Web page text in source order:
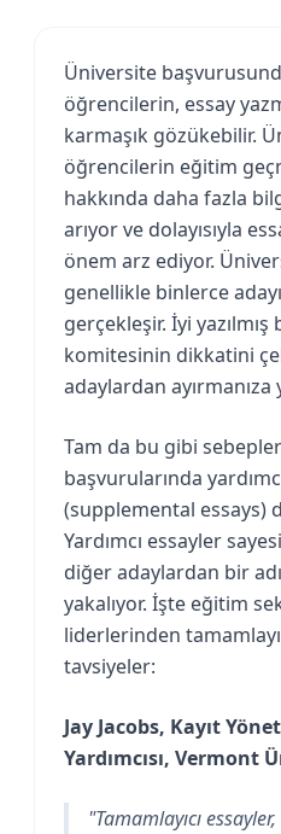
Üniversite
öğrencilerin, essay
karmaşık gözükebilir.
öğrencilerin eğitim
hakkında daha fazla
arıyor ve dolayısıyla
önem arz ediyor.
genellikle binlerce
gerçekleşir. İyi
komitesinin dikkatini
adaylardan ayırmanıza
Tam da bu gibi
başvurularında
(supplemental essays)
Yardımcı essayler
diğer adaylardan bir
yakalıyor. İşte eğitim
liderlerinden
tavsiyeler:
Jay Jacobs, Kayıt
Yardımcısı, Vermont
"Tamamlayıcı